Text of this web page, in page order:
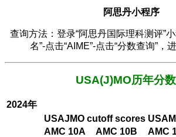
阿思丹小程序
查询方法：登录“阿思丹国际理科测评”
名”-点击“AIME”-点击“分数查询”，
USA(J)MO历年分
2024年
USAJMO cutoff scores
AMC 10A
AMC 10B AMC